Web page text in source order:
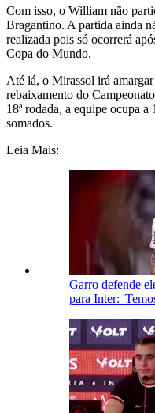
Com isso, o William não
Bragantino. A partida ainda
realizada pois só ocorrerá
Copa do Mundo.
Até lá, o Mirassol irá
rebaixamento do
18ª rodada, a equipe ocupa
somados.
Leia Mais:
Garro defende
para Inter: